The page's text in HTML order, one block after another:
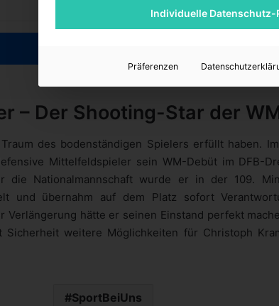
– Der Shooting-Star der
des bodenständigen Spielers erfüllt haben.
Mittelfeldspieler sein WM-Debüt im DFB-
die Nationalmannschaft wurde er in der 109.
und übernahm auf dem Platz sofort
Verlängerung hätte er seinen Einstand perfekt
weitere Möglichkeiten für Christoph
SportBeiUns
Individuelle Datenschutz-
Präferenzen